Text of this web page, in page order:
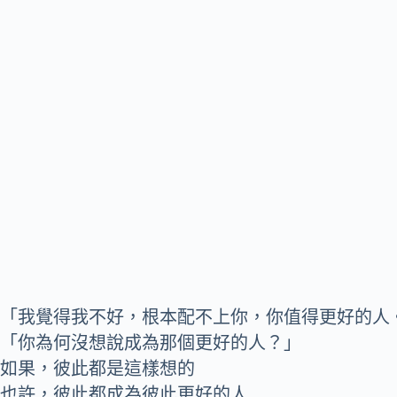
「我覺得我不好，根本配不上你，你值得更好的人
「你為何沒想說成為那個更好的人？」
如果，彼此都是這樣想的